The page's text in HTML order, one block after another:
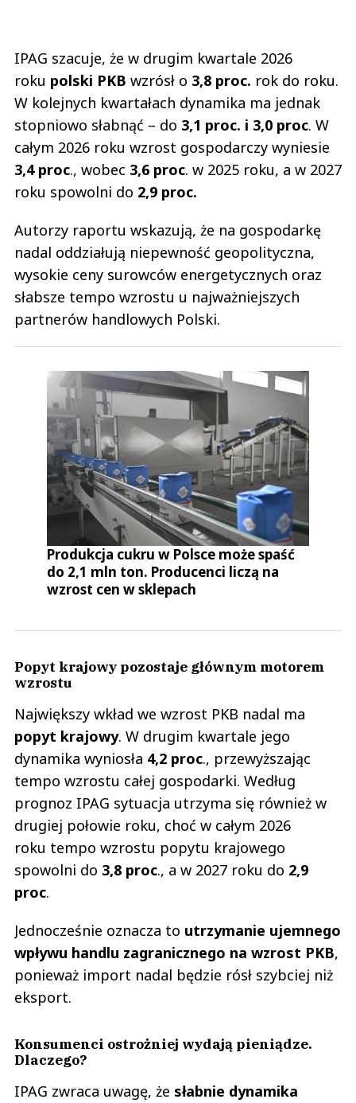
IPAG szacuje, że w drugim kwartale 2026
roku polski PKB wzrósł o 3,8 proc. rok do roku.
W kolejnych kwartałach dynamika ma jednak
stopniowo słabnąć – do 3,1 proc. i 3,0 proc. W
całym 2026 roku wzrost gospodarczy wyniesie
3,4 proc., wobec 3,6 proc. w 2025 roku, a w 2027
roku spowolni do 2,9 proc.
Autorzy raportu wskazują, że na gospodarkę
nadal oddziałują niepewność geopolityczna,
wysokie ceny surowców energetycznych oraz
słabsze tempo wzrostu u najważniejszych
partnerów handlowych Polski.
Produkcja cukru w Polsce może spaść
do 2,1 mln ton. Producenci liczą na
wzrost cen w sklepach
Popyt krajowy pozostaje głównym motorem
wzrostu
Największy wkład we wzrost PKB nadal ma
popyt krajowy. W drugim kwartale jego
dynamika wyniosła 4,2 proc., przewyższając
tempo wzrostu całej gospodarki. Według
prognoz IPAG sytuacja utrzyma się również w
drugiej połowie roku, choć w całym 2026
roku tempo wzrostu popytu krajowego
spowolni do 3,8 proc., a w 2027 roku do 2,9
proc.
Jednocześnie oznacza to utrzymanie ujemnego
wpływu handlu zagranicznego na wzrost PKB,
ponieważ import nadal będzie rósł szybciej niż
eksport.
Konsumenci ostrożniej wydają pieniądze.
Dlaczego?
IPAG zwraca uwagę, że słabnie dynamika